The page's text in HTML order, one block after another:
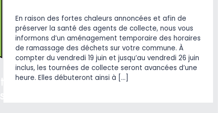
En raison des fortes chaleurs annoncées et afin de
préserver la santé des agents de collecte, nous vous
informons d’un aménagement temporaire des horaires
de ramassage des déchets sur votre commune. À
compter du vendredi 19 juin et jusqu’au vendredi 26 juin
inclus, les tournées de collecte seront avancées d’une
heure. Elles débuteront ainsi à […]